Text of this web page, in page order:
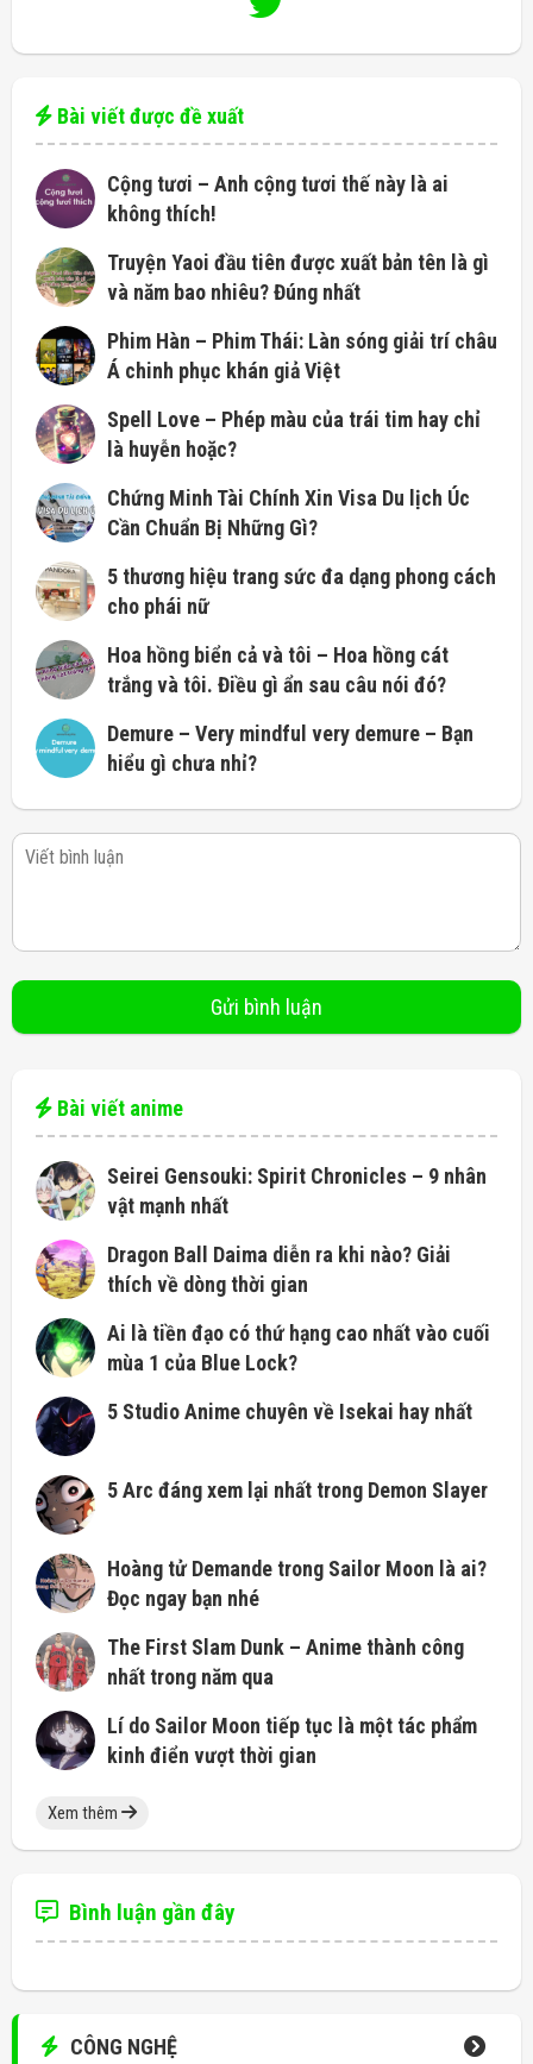
Bài viết được đề xuất
Cộng tươi – Anh cộng tươi thế này là ai
không thích!
Truyện Yaoi đầu tiên được xuất bản tên là gì
và năm bao nhiêu? Đúng nhất
Phim Hàn – Phim Thái: Làn sóng giải trí châu
Á chinh phục khán giả Việt
Spell Love – Phép màu của trái tim hay chỉ
là huyễn hoặc?
Chứng Minh Tài Chính Xin Visa Du lịch Úc
Cần Chuẩn Bị Những Gì?
5 thương hiệu trang sức đa dạng phong cách
cho phái nữ
Hoa hồng biển cả và tôi – Hoa hồng cát
trắng và tôi. Điều gì ẩn sau câu nói đó?
Demure – Very mindful very demure – Bạn
hiểu gì chưa nhỉ?
Bài viết anime
Seirei Gensouki: Spirit Chronicles – 9 nhân
vật mạnh nhất
Dragon Ball Daima diễn ra khi nào? Giải
thích về dòng thời gian
Ai là tiền đạo có thứ hạng cao nhất vào cuối
mùa 1 của Blue Lock?
5 Studio Anime chuyên về Isekai hay nhất
5 Arc đáng xem lại nhất trong Demon Slayer
Hoàng tử Demande trong Sailor Moon là ai?
Đọc ngay bạn nhé
The First Slam Dunk – Anime thành công
nhất trong năm qua
Lí do Sailor Moon tiếp tục là một tác phẩm
kinh điển vượt thời gian
Xem thêm
Bình luận gần đây
CÔNG NGHỆ